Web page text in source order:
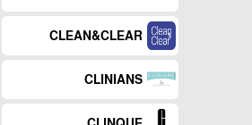
CLEAN&CLEAR
CLINIANS